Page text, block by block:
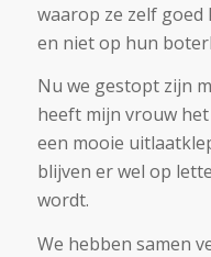
waarop ze zelf goed
en niet op hun
Nu we gestopt zijn
heeft mijn vrouw
een mooie
blijven er wel op
wordt.
We hebben samen